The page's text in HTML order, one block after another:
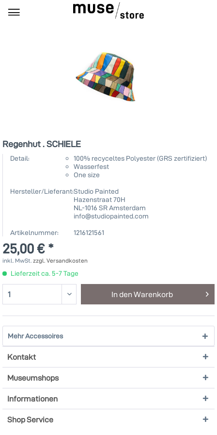
Regenhut . SCHIELE
Detail:
100% recyceltes Polyester (GRS zertifiziert)
Wasserfest
One size
Hersteller/Lieferant:Studio Painted
Hazenstraat 70H
NL-1016 SR Amsterdam
info@studiopainted.com
Artikelnummer:
1216121561
25,00 € *
inkl. MwSt. zzgl. Versandkosten
Lieferzeit ca. 5-7 Tage
In den Warenkorb
Mehr Accessoires
Kontakt
Museumshops
Informationen
Shop Service